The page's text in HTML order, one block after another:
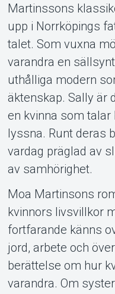
Martinssons
upp i Norrköpings
talet. Som vuxna
varandra en
uthålliga modern
äktenskap. Sally är
en kvinna som talar
lyssna. Runt deras
vardag präglad av
av samhörighet.
Moa Martinsons
kvinnors livsvillkor
fortfarande känns
jord, arbete och
berättelse om hur
varandra. Om